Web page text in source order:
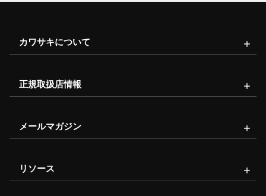
カワサキについて
正規取扱店情報
メールマガジン
リソース